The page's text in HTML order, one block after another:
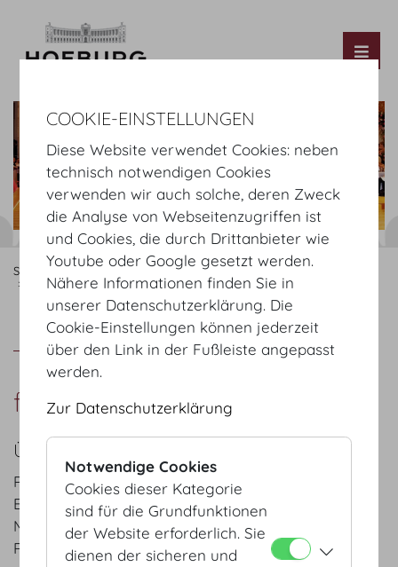
Startseite Organisieren Service Partners
Foto & more
fotomeile.eu
fotomeile.eu Foto Fayer
fotomeile.eu
ÜBER UNS
Profitieren Sie von Ihren Vorteilen bei uns:
Expresslieferung, Direktdruck vor Ort, Ihr Logo und
Motto auf jedem Bild, Verkauf der Bilder auf unser
Risiko, Hardcopy / CD / Internet Bestellsystem.
COOKIE-EINSTELLUNGEN
Diese Website verwendet Cookies: neben
technisch notwendigen Cookies
verwenden wir auch solche, deren Zweck
die Analyse von Webseitenzugriffen ist
und Cookies, die durch Drittanbieter wie
Youtube oder Google gesetzt werden.
Nähere Informationen finden Sie in
unserer Datenschutzerklärung. Die
Cookie-Einstellungen können jederzeit
über den Link in der Fußleiste angepasst
werden.
Zur Datenschutzerklärung
Notwendige Cookies
Cookies dieser Kategorie
sind für die Grundfunktionen
der Website erforderlich. Sie
dienen der sicheren und